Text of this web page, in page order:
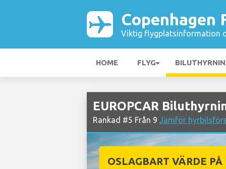
Copenhagen
Viktig flygplatsinformation
HOME FLYG
EUROPCAR
Rankad #5 Från 9 Jämför
OSLAGBART VÄRDE